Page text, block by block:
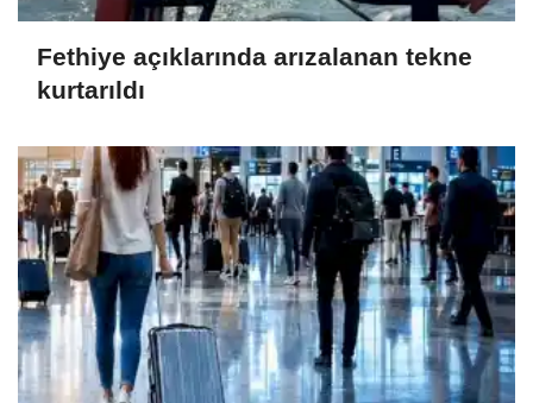
Fethiye açıklarında arızalanan tekne
kurtarıldı